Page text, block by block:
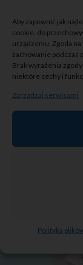
Aby zapewnić jak
cookie, do
urządzeniu. Zgoda
zachowanie podczas
Brak wyrażenia
niektóre cechy i
Zarządzaj serwisami
Polityka